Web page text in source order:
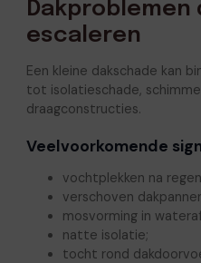
Dakproblemen
escaleren
Een kleine dakschade kan
tot isolatieschade,
draagconstructies.
Veelvoorkomende
vochtplekken na
verschoven
mosvorming in
natte isolatie;
tocht rond